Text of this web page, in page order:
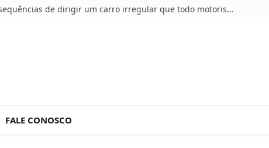
5 consequências de dirigir um carro irregular que todo motorista deve conhecer
FALE CONOSCO